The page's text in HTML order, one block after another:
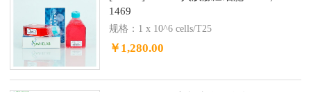
1469
规格：1 x 10^6 cells/T25
￥1,280.00